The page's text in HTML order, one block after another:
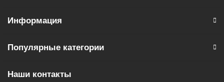
Информация
Популярные категории
Наши контакты